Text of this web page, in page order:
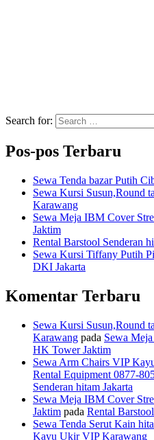
Search for:
Pos-pos Terbaru
Sewa Tenda bazar Putih
Sewa Kursi Susun,Round
Karawang
Sewa Meja IBM Cover
Jaktim
Rental Barstool Senderan
Sewa Kursi Tiffany Putih
DKI Jakarta
Komentar Terbaru
Sewa Kursi Susun,Round
Karawang pada Sewa
HK Tower Jaktim
Sewa Arm Chairs VIP
Rental Equipment 0877-
Senderan hitam Jakarta
Sewa Meja IBM Cover
Jaktim pada Rental
Sewa Tenda Serut Kain
Kayu Ukir VIP Karawang